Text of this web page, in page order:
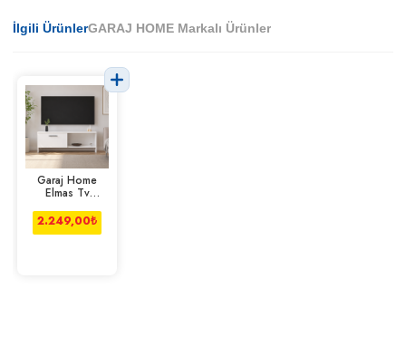
İlgili ÜrünlerGARAJ HOME Markalı Ürünler
Garaj Home
Elmas Tv
2.249,00₺